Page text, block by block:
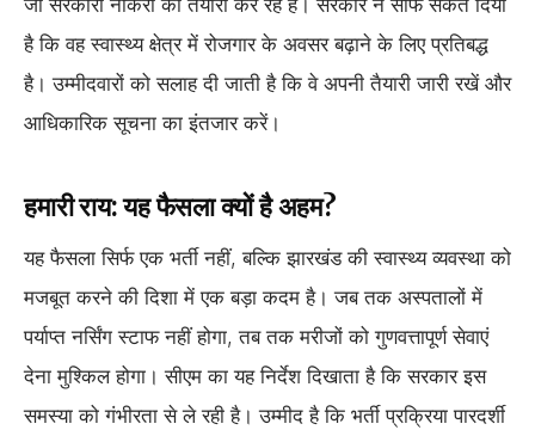
जो सरकारी नौकरी की तैयारी कर रहे हैं। सरकार ने साफ संकेत दिया
है कि वह स्वास्थ्य क्षेत्र में रोजगार के अवसर बढ़ाने के लिए प्रतिबद्ध
है। उम्मीदवारों को सलाह दी जाती है कि वे अपनी तैयारी जारी रखें और
आधिकारिक सूचना का इंतजार करें।
हमारी राय: यह फैसला क्यों है अहम?
यह फैसला सिर्फ एक भर्ती नहीं, बल्कि झारखंड की स्वास्थ्य व्यवस्था को
मजबूत करने की दिशा में एक बड़ा कदम है। जब तक अस्पतालों में
पर्याप्त नर्सिंग स्टाफ नहीं होगा, तब तक मरीजों को गुणवत्तापूर्ण सेवाएं
देना मुश्किल होगा। सीएम का यह निर्देश दिखाता है कि सरकार इस
समस्या को गंभीरता से ले रही है। उम्मीद है कि भर्ती प्रक्रिया पारदर्शी